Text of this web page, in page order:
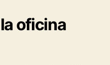
oficina